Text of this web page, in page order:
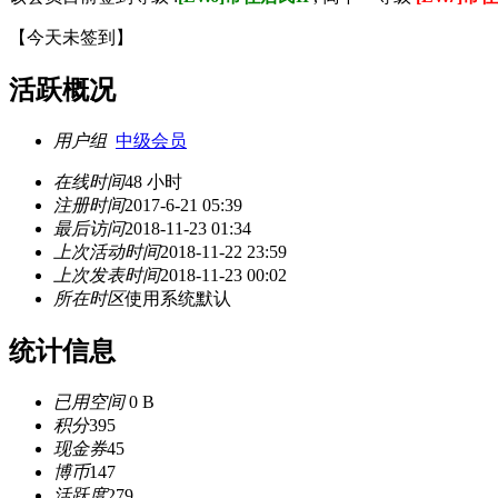
【今天未签到 】
活跃概况
用户组 中级会员
在线时间48 小时
注册时间2017-6-21 05:39
最后访问2018-11-23 01:34
上次活动时间2018-11-22 23:59
上次发表时间2018-11-23 00:02
所在时区使用系统默认
统计信息
已用空间0 B
积分395
现金券45
博币147